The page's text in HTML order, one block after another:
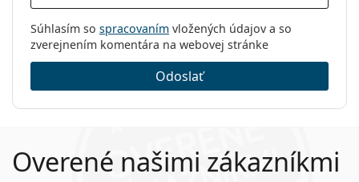
Súhlasím so spracovaním vložených údajov a so
zverejnením komentára na webovej stránke
Odoslať
Overené našimi zákazníkmi